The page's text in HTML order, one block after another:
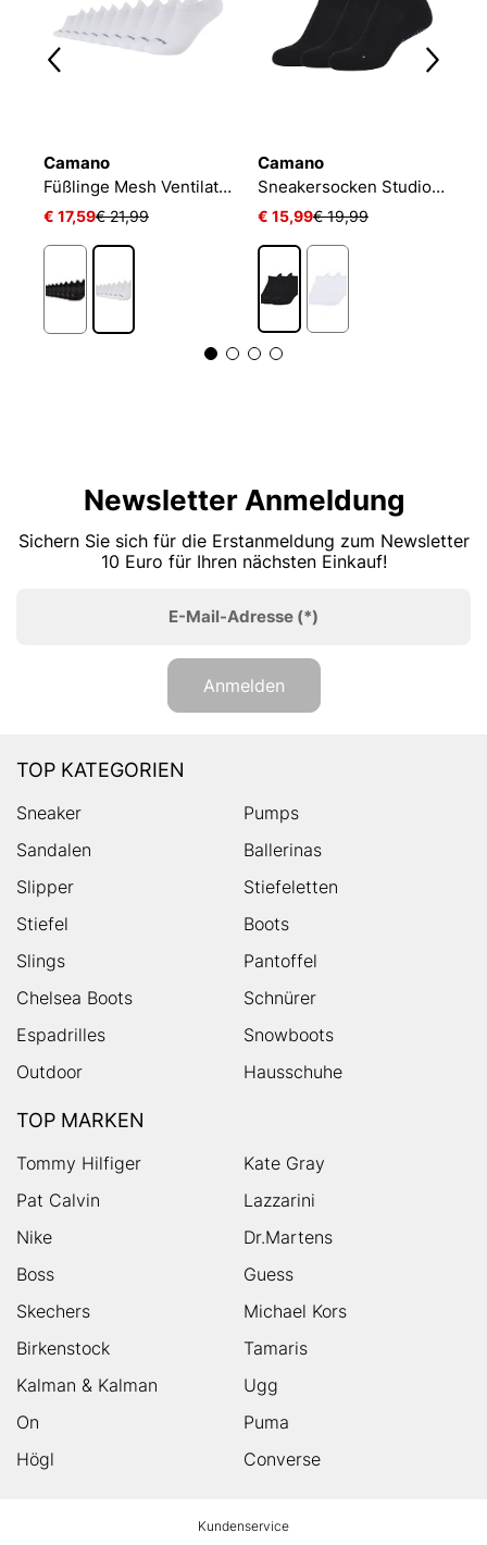
Camano
Füßlinge Mesh Ventilation
€ 17,59€ 21,99
Camano
Sneakersocken Studio-Line Pilates und Yoga
€ 15,99€ 19,99
Newsletter Anmeldung
Sichern Sie sich für die Erstanmeldung zum Newsletter
10 Euro für Ihren nächsten Einkauf!
E-Mail-Adresse (*)
Anmelden
TOP KATEGORIEN
Sneaker
Pumps
Sandalen
Ballerinas
Slipper
Stiefeletten
Stiefel
Boots
Slings
Pantoffel
Chelsea Boots
Schnürer
Espadrilles
Snowboots
Outdoor
Hausschuhe
TOP MARKEN
Tommy Hilfiger
Kate Gray
Pat Calvin
Lazzarini
Nike
Dr.Martens
Boss
Guess
Skechers
Michael Kors
Birkenstock
Tamaris
Kalman & Kalman
Ugg
On
Puma
Högl
Converse
Kundenservice